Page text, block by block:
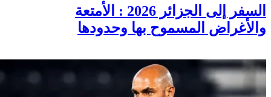
السفر إلى الجزائر 2026 : الأمتعة
والأغراض المسموح بها وحدودها